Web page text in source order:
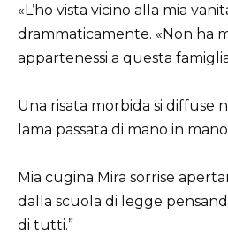
«L’ho vista vicino alla mia
drammaticamente. «Non ha
appartenessi a questa
Una risata morbida si diffuse
lama passata di mano in
Mia cugina Mira sorrise
dalla scuola di legge
di tutti.”